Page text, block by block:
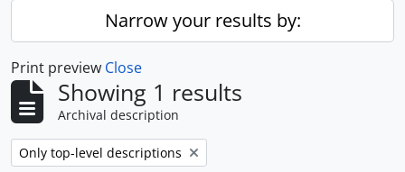
Narrow your results by:
Print preview Close
Showing 1 results
Archival description
Remove filter:
Only top-level descriptions